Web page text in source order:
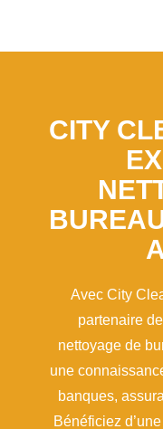
CITY
Avec City
partenaire
nettoyage de
une
banques,
Bénéficiez